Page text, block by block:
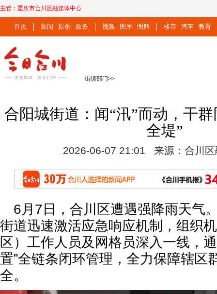
主管： 重庆市合川区融媒体中心
首页 新闻 原创 政务 视频 图库 图解 楼市 汽车 教育
街镇部门>>
合阳城街道：闻“汛”而动，干
全堤”
2026-06-07 21:01 来源：合川区
6月7日，合川区遭遇强降雨天气
街道迅速激活应急响应机制，组织
区）工作人员及网格员深入一线，
置”全链条闭环管理，全力保障辖区
全。